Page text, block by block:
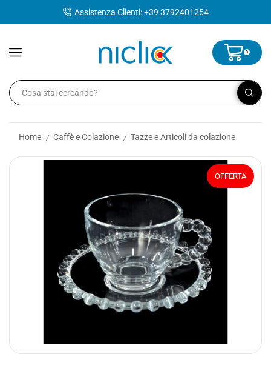
Assistenza Clienti: +39 3792401254
0
Home / Caffè e Colazione / Tazze e Articoli da colazione
OFFERTA